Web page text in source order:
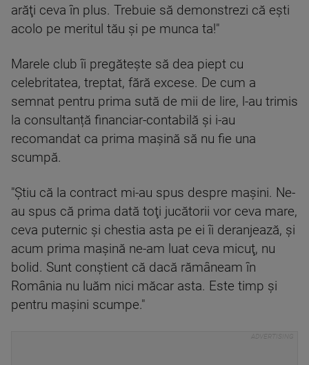
arăţi ceva în plus. Trebuie să demonstrezi că eşti
acolo pe meritul tău şi pe munca ta!"
Marele club îi pregăteşte să dea piept cu
celebritatea, treptat, fără excese. De cum a
semnat pentru prima sută de mii de lire, l-au trimis
la consultanță financiar-contabilă şi i-au
recomandat ca prima maşină să nu fie una
scumpă.
"Ştiu că la contract mi-au spus despre maşini. Ne-
au spus că prima dată toţi jucătorii vor ceva mare,
ceva puternic şi chestia asta pe ei îi deranjează, şi
acum prima maşină ne-am luat ceva micuţ, nu
bolid. Sunt conștient că dacă rămâneam în
România nu luăm nici măcar asta. Este timp şi
pentru maşini scumpe."